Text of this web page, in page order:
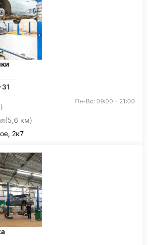
(5,6 км)
Пн-Вс: 09:00 - 21:00
2к7